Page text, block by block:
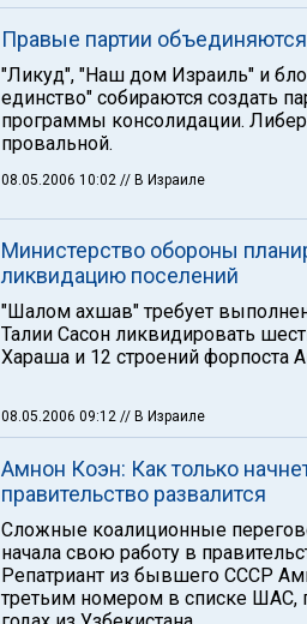
Правые партии
"Ликуд", "Наш дом Израиль" и
единство" собираются создать
программы консолидации.
провальной.
08.05.2006 10:02 // В Израиле
Министерство обороны
ликвидацию поселений
"Шалом ахшав" требует
Талии Сасон ликвидировать
Хараша и 12 строений форпоста
08.05.2006 09:12 // В Израиле
Амнон Коэн: Как только
правительство развалится
Сложные коалиционные
начала свою работу в
Репатриант из бывшего СССР
третьим номером в списке ШАС,